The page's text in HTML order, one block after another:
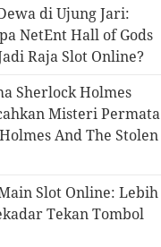
di Ujung Jari:
NetEnt Hall of Gods
Raja Slot Online?
Sherlock Holmes
Misteri Permata
And The Stolen
Slot Online: Lebih
Tekan Tombol